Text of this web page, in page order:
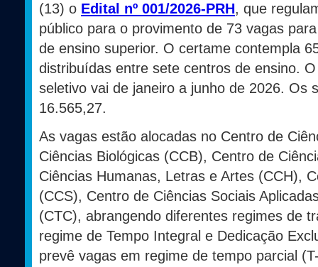
(13) o Edital nº 001/2026-PRH, que
público para o provimento de 73 vagas
de ensino superior. O certame contempla
distribuídas entre sete centros de ensino.
seletivo vai de janeiro a junho de 2026. Os
16.565,27.
As vagas estão alocadas no Centro de
Ciências Biológicas (CCB), Centro de
Ciências Humanas, Letras e Artes (CCH),
(CCS), Centro de Ciências Sociais
(CTC), abrangendo diferentes regimes de
regime de Tempo Integral e Dedicação
prevê vagas em regime de tempo parcial